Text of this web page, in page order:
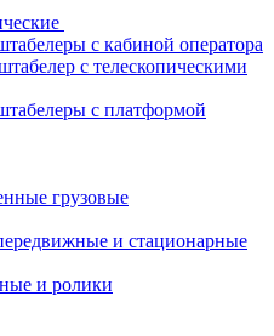
с кабиной оператора
с телескопическими
с платформой
грузовые
и стационарные
и ролики